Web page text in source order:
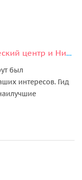
Экскурсия по Мюнхену (исторический центр и Нимфенбург)
был
интересов. Гид